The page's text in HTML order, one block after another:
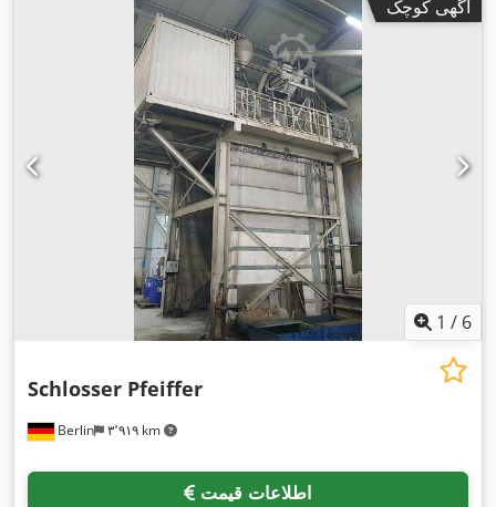
آگهی کوچک
1 / 6
Berlin ۳٬۹۱۹ km
Schlosser Pfeiffer
اطلاعات قیمت